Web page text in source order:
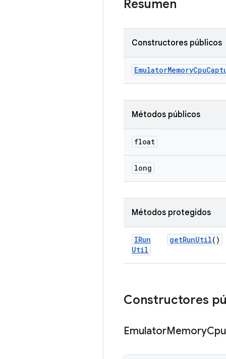
Resumen
Constructores públicos
EmulatorMemoryCpu
Métodos públicos
float
long
Métodos protegidos
IRun
Util
getRunUtil()
Constructores
EmulatorMemoryCpu